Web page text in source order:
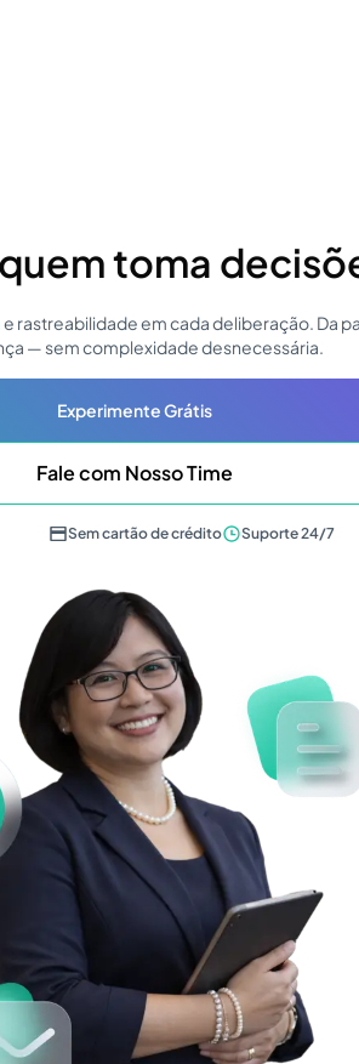
toma
em cada deliberação. Da
— sem complexidade desnecessária.
Experimente Grátis
Fale com Nosso Time
Sem cartão de crédito Suporte 24/7